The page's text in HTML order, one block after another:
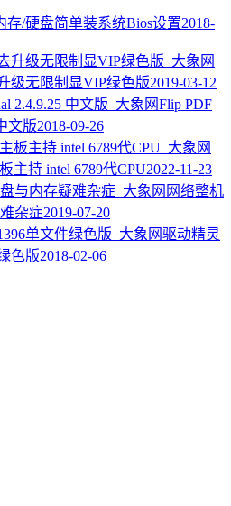
存/硬盘简单装系统Bios设置2018-
级无限制显VIP绿色版2019-03-12
Flip PDF
文版2018-09-26
主持 intel 6789代CPU2022-11-23
网络整机
杂症2019-07-20
驱动精灵
色版2018-02-06